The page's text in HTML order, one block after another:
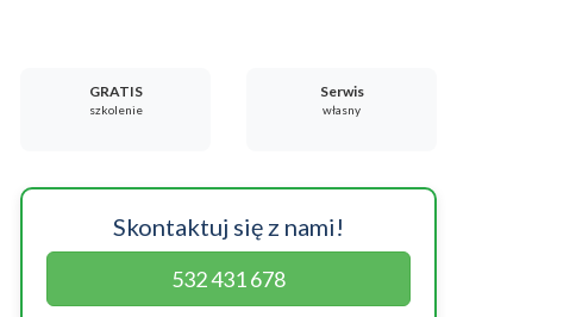
GRATIS
szkolenie
Serwis
własny
Skontaktuj się z nami!
532 431 678